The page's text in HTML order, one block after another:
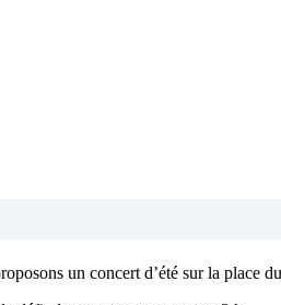
un concert d’été sur la place